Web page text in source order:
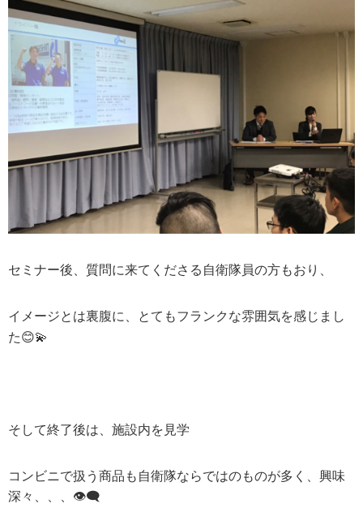
セミナー後、質問に来てくださる自衛隊員の方もおり、
イメージとは裏腹に、とてもフランクな雰囲気を感じまし
た😊💫
そして終了後は、施設内を見学
コンビニで扱う商品も自衛隊ならではのものが多く、興味
深々、、、 👁️‍🗨️